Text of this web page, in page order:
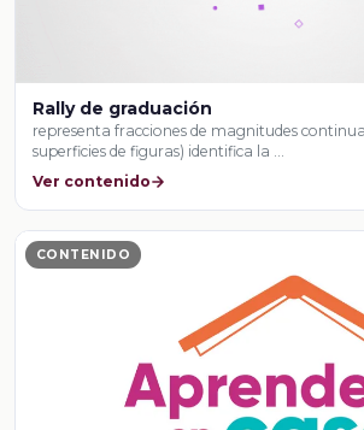
Rally de graduación
representa fracciones de magnitudes
superficies de figuras) identifica la …
Ver contenido
CONTENIDO